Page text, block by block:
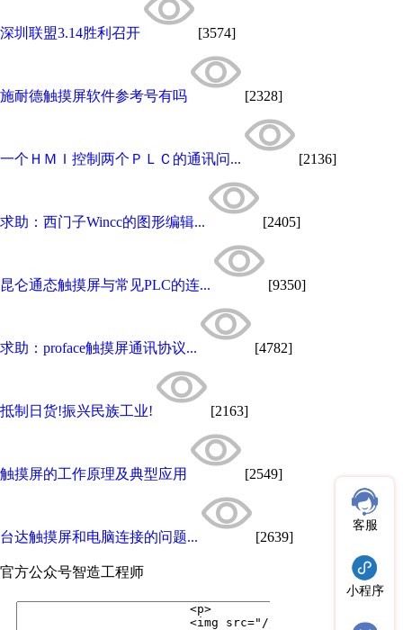
深圳联盟3.14胜利召开 [3574]
施耐德触摸屏软件参考号有吗 [2328]
一个ＨＭＩ控制两个ＰＬＣ的通讯问... [2136]
求助：西门子Wincc的图形编辑... [2405]
昆仑通态触摸屏与常见PLC的连... [9350]
求助：proface触摸屏通讯协议... [4782]
抵制日货!振兴民族工业! [2163]
触摸屏的工作原理及典型应用 [2549]
台达触摸屏和电脑连接的问题... [2639]
官方公众号智造工程师
客服
小程序